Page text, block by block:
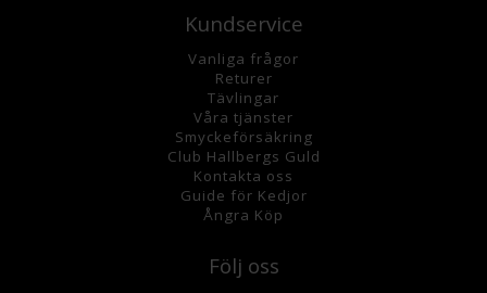
Kundservice
Vanliga frågor
Returer
Tävlingar
Våra tjänster
Smyckeförsäkring
Club Hallbergs Guld
Kontakta oss
Guide för Kedjor
Ångra Köp
Följ oss